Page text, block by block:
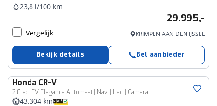
23,8 l/100 km
29.995,-
Vergelijk KRIMPEN AAN DEN IJSSEL
Bekijk details Bel aanbieder
Honda CR-V
2.0 e:HEV Elegance Automaat | Navi | Led | Camera
43.304 km